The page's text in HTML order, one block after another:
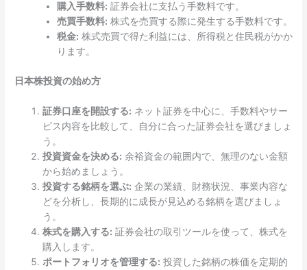
購入手数料: 証券会社に支払う手数料です。
売買手数料: 株式を売買する際に発生する手数料です。
税金: 株式売買で得た利益には、所得税と住民税がかか
ります。
日本株投資の始め方
証券口座を開設する: ネット証券を中心に、手数料やサー
ビス内容を比較して、自分に合った証券会社を選びましょ
う。
投資資金を決める: 余裕資金の範囲内で、無理のない金額
から始めましょう。
投資する銘柄を選ぶ: 企業の業績、財務状況、事業内容な
どを分析し、長期的に成長が見込める銘柄を選びましょ
う。
株式を購入する: 証券会社の取引ツールを使って、株式を
購入します。
ポートフォリオを管理する: 投資した銘柄の株価を定期的